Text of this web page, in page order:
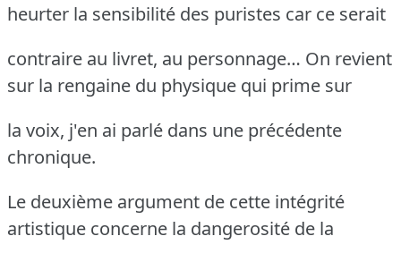
heurter la sensibilité des puristes car ce serait
contraire au livret, au personnage… On revient
sur la rengaine du physique qui prime sur
la voix, j'en ai parlé dans une précédente
chronique.
Le deuxième argument de cette intégrité
artistique concerne la dangerosité de la